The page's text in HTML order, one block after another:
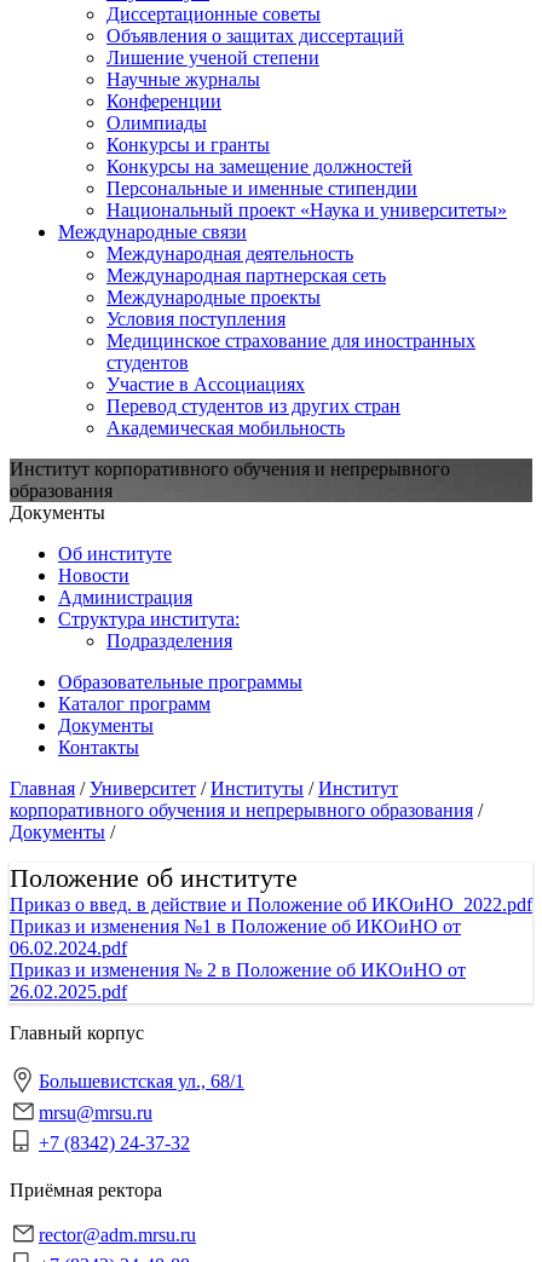
Диссертационные советы
Объявления о защитах диссертаций
Лишение ученой степени
Научные журналы
Конференции
Олимпиады
Конкурсы и гранты
Конкурсы на замещение должностей
Персональные и именные стипендии
Национальный проект «Наука и университеты»
Международные связи
Международная деятельность
Международная партнерская сеть
Международные проекты
Условия поступления
Медицинское страхование для иностранных
студентов
Участие в Ассоциациях
Перевод студентов из других стран
Академическая мобильность
Институт корпоративного обучения и непрерывного
образования
Документы
Об институте
Новости
Администрация
Структура института:
Подразделения
Образовательные программы
Каталог программ
Документы
Контакты
Главная /Университет /Институты /Институт
корпоративного обучения и непрерывного образования /
Документы /
Положение об институте
Приказ о введ. в действие и Положение об ИКОиНО_2022.pdf
Приказ и изменения №1 в Положение об ИКОиНО от
06.02.2024.pdf
Приказ и изменения № 2 в Положение об ИКОиНО от
26.02.2025.pdf
Главный корпус
Большевистская ул., 68/1
mrsu@mrsu.ru
+7 (8342) 24-37-32
Приёмная ректора
rector@adm.mrsu.ru